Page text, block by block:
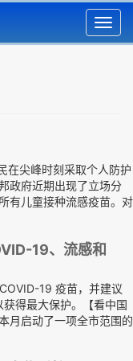
在尖峰时刻采取个人防护
政府近期出现了立场分
有儿童接种流感疫苗。对
19、流感和
19 疫苗，并建议
得最大保护。【看中国
月启动了一项全市范围的